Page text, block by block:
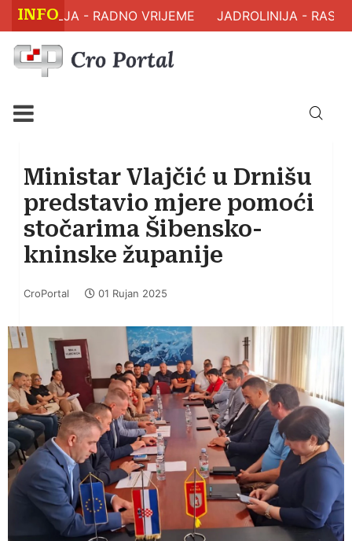
INFO
ZDRAVLJA - RADNO VRIJEME JADROLINIJA -
Ministar Vlajčić u Drnišu
predstavio mjere pomoći
stočarima Šibensko-
kninske županije
CroPortal 01 Rujan 2025